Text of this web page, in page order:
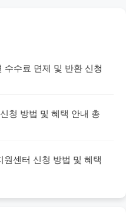
수수료 면제 및 반환 신청
청 방법 및 혜택 안내 총
센터 신청 방법 및 혜택